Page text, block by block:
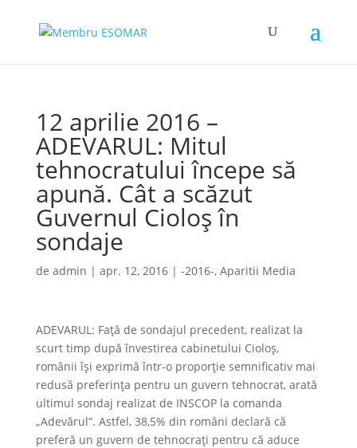
12 aprilie 2016 –
ADEVARUL: Mitul
tehnocratului începe să
apună. Cât a scăzut
Guvernul Cioloş în
sondaje
de admin | apr. 12, 2016| -2016-, Aparitii Media
ADEVARUL: Faţă de sondajul precedent, realizat la
scurt timp după învestirea cabinetului Cioloş,
românii îşi exprimă într-o proporţie semnificativ mai
redusă preferinţa pentru un guvern tehnocrat, arată
ultimul sondaj realizat de INSCOP la comanda
„Adevărul“. Astfel, 38,5% din români declară că
preferă un guvern de tehnocraţi pentru că aduce